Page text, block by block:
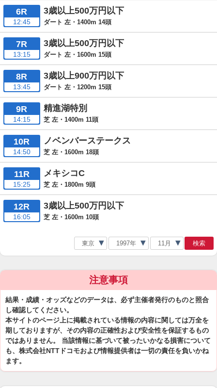
6R
12:45
3歳以上500万円以下
ダート 左・1400m 14頭
7R
13:15
3歳以上500万円以下
ダート 左・1600m 15頭
8R
13:45
3歳以上900万円以下
ダート 左・1200m 15頭
9R
14:15
精進湖特別
芝 左・1400m 11頭
10R
14:50
ノベンバーステークス
芝 左・1600m 18頭
11R
15:25
メキシコC
芝 左・1800m 9頭
12R
16:05
3歳以上500万円以下
芝 左・1600m 10頭
検索
注意事項
結果・成績・オッズなどのデータは、必ず主催者発行のものと照合
し確認してください。
本サイトのページ上に掲載されている情報の内容に関しては万全を
期しておりますが、その内容の正確性および安全性を保証するもの
ではありません。 当該情報に基づいて被ったいかなる損害について
も、株式会社NTTドコモおよび情報提供者は一切の責任を負いかね
ます。